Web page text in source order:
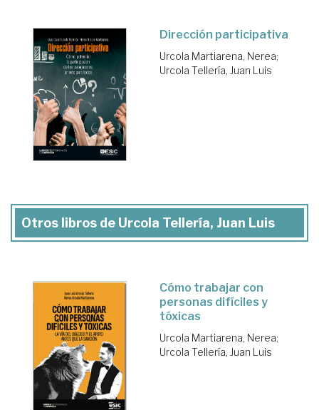
Dirección participativa
Urcola Martiarena, Nerea;
Urcola Tellería, Juan Luis
Otros libros de Urcola Tellería, Juan Luis
Cómo trabajar con
personas difíciles y
tóxicas
Urcola Martiarena, Nerea;
Urcola Tellería, Juan Luis